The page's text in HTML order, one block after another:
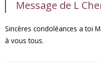
Message de L
Sincères condoléances a toi
à vous tous.